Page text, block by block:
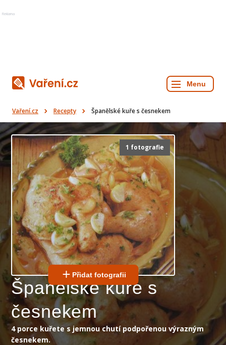
Reklama
Vaření.cz Recepty Španělské kuře s česnekem
1 fotografie
Přidat fotografii
Španělské kuře s
česnekem
4 porce kuřete s jemnou chutí podpořenou výrazným
česnekem.